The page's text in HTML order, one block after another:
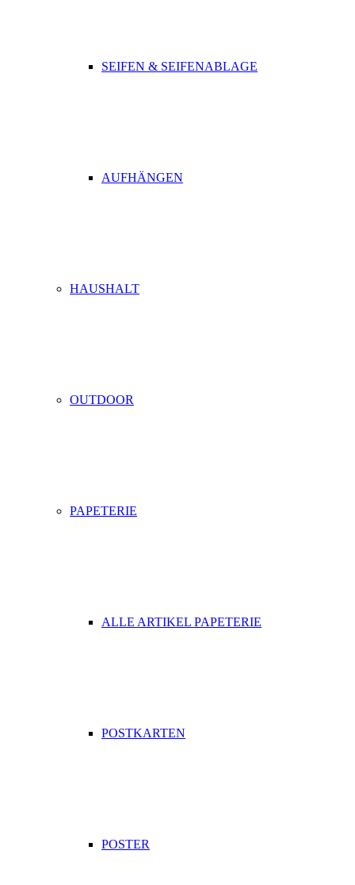
SEIFEN & SEIFENABLAGE
AUFHÄNGEN
HAUSHALT
OUTDOOR
PAPETERIE
ALLE ARTIKEL PAPETERIE
POSTKARTEN
POSTER